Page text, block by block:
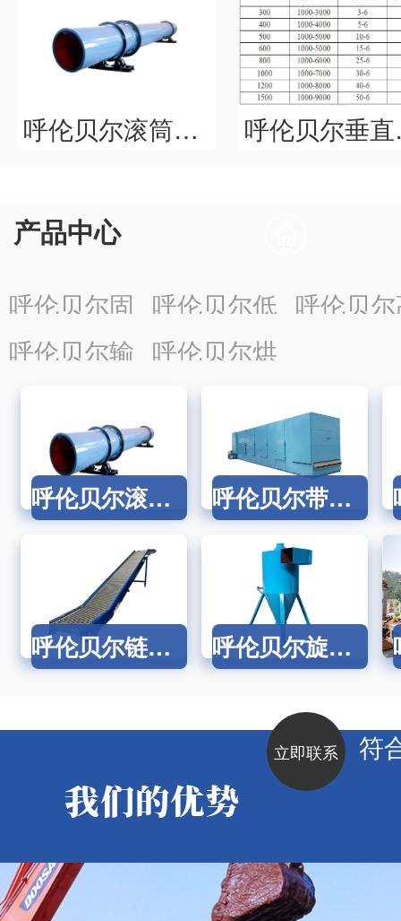
呼伦贝尔滚筒烘干机
产品中心
呼伦贝尔固
液分离设备
呼伦贝尔低
温蒸发设备
呼伦贝
呼伦贝尔输 呼伦贝尔烘
干设备
呼伦贝尔滚筒烘干机 呼伦贝尔带式干燥机链板烘干机
呼伦贝尔链板输送机 呼伦贝尔旋风除尘器
立即联系 符